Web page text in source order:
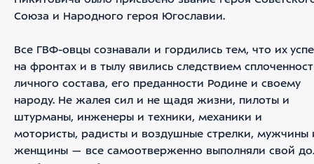
Союза и Народного героя Югославии.
Все ГВФ-овцы сознавали и гордились тем, что их
на фронтах и в тылу явились следствием
личного состава, его преданности Родине и своему
народу. Не жалея сил и не щадя жизни, пилоты и
штурманы, инженеры и техники, механики и
мотористы, радисты и воздушные стрелки, мужчины
женщины — все самоотверженно выполняли свой